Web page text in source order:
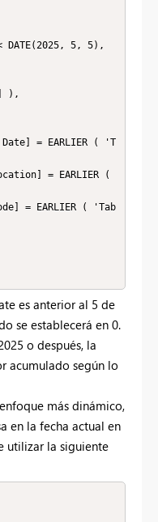
es anterior al 5 de
se establecerá en 0.
o después, la
acumulado según lo
más dinámico,
en la fecha actual en
utilizar la siguiente